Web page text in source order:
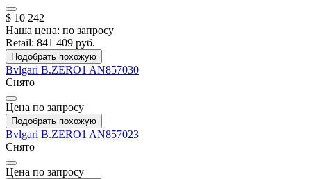
$ 10 242
Наша цена: по запросу
Retail: 841 409 руб.
Подобрать похожую
Bvlgari B.ZERO1 AN857030
Снято
Цена по запросу
Подобрать похожую
Bvlgari B.ZERO1 AN857023
Снято
Цена по запросу